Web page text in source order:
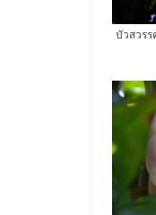
บัวสวร